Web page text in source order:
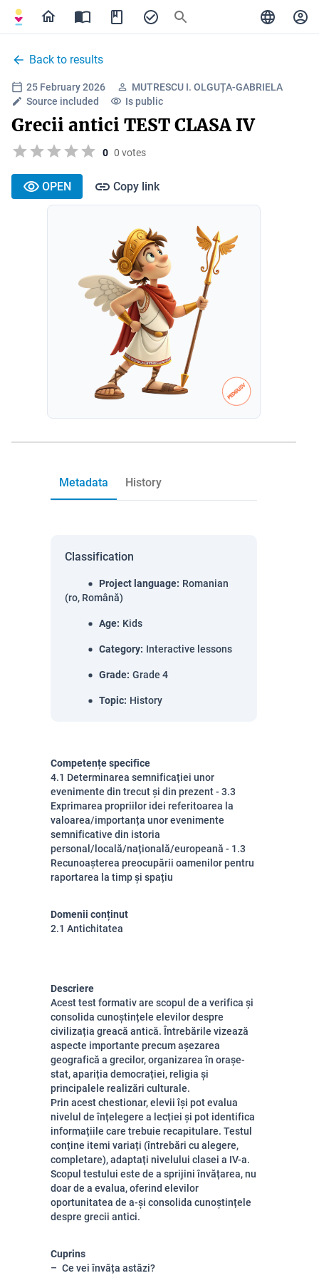
Back to results
25 February 2026
MUTRESCU I. OLGUȚA-GABRIELA
Source included
Is public
Grecii antici TEST CLASA IV
0 0 votes
OPEN Copy link
Metadata History
Classification
Project language: Romanian
(ro, Română)
Age: Kids
Category: Interactive lessons
Grade: Grade 4
Topic: History
Competențe specifice
4.1 Determinarea semnificației unor
evenimente din trecut și din prezent - 3.3
Exprimarea propriilor idei referitoarea la
valoarea/importanța unor evenimente
semnificative din istoria
personal/locală/națională/europeană - 1.3
Recunoașterea preocupării oamenilor pentru
raportarea la timp și spațiu
Domenii conținut
2.1 Antichitatea
Descriere
Acest test formativ are scopul de a verifica și
consolida cunoștințele elevilor despre
civilizația greacă antică. Întrebările vizează
aspecte importante precum așezarea
geografică a grecilor, organizarea în orașe-
stat, apariția democrației, religia și
principalele realizări culturale.
Prin acest chestionar, elevii își pot evalua
nivelul de înțelegere a lecției și pot identifica
informațiile care trebuie recapitulare. Testul
conține itemi variați (întrebări cu alegere,
completare), adaptați nivelului clasei a IV-a.
Scopul testului este de a sprijini învățarea, nu
doar de a evalua, oferind elevilor
oportunitatea de a-și consolida cunoștințele
despre grecii antici.
Cuprins
Ce vei învăța astăzi?